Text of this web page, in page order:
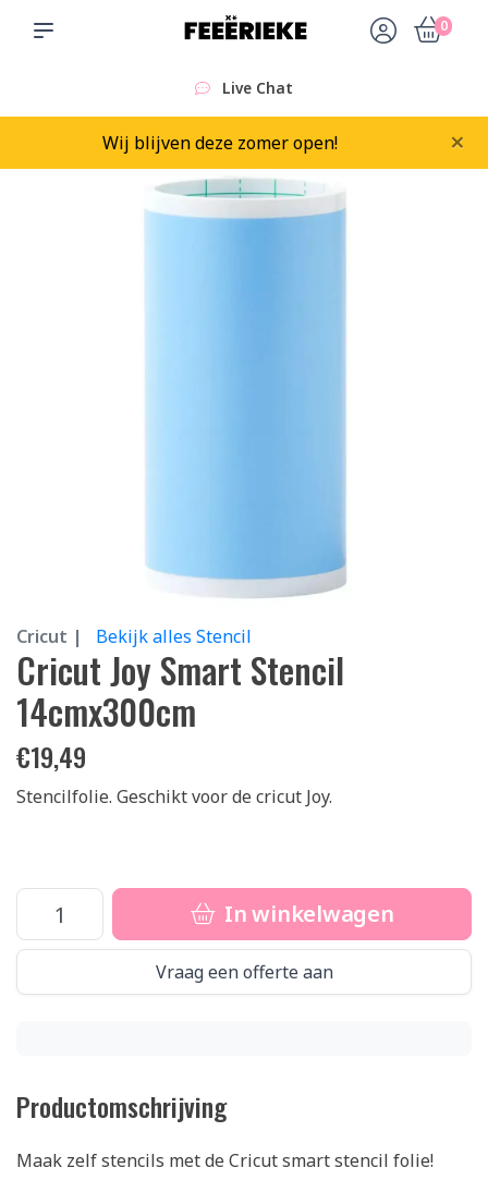
0
Live Chat
Wij blijven deze zomer open! ×
Cricut | Bekijk alles Stencil
Cricut Joy Smart Stencil
14cmx300cm
€19,49
Stencilfolie. Geschikt voor de cricut Joy.
In winkelwagen
Vraag een offerte aan
Productomschrijving
Maak zelf stencils met de Cricut smart stencil folie!